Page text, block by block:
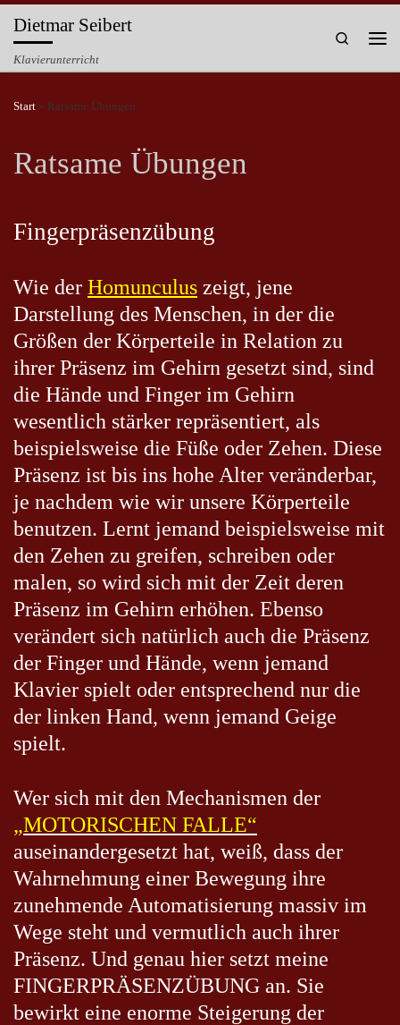
Zum Inhalt springen
Dietmar Seibert
Klavierunterricht
Search
Start » Ratsame Übungen
Ratsame Übungen
Fingerpräsenzübung
Wie der Homunculus zeigt, jene
Darstellung des Menschen, in der die
Größen der Körperteile in Relation zu
ihrer Präsenz im Gehirn gesetzt sind, sind
die Hände und Finger im Gehirn
wesentlich stärker repräsentiert, als
beispielsweise die Füße oder Zehen. Diese
Präsenz ist bis ins hohe Alter veränderbar,
je nachdem wie wir unsere Körperteile
benutzen. Lernt jemand beispielsweise mit
den Zehen zu greifen, schreiben oder
malen, so wird sich mit der Zeit deren
Präsenz im Gehirn erhöhen. Ebenso
verändert sich natürlich auch die Präsenz
der Finger und Hände, wenn jemand
Klavier spielt oder entsprechend nur die
der linken Hand, wenn jemand Geige
spielt.
Wer sich mit den Mechanismen der
„MOTORISCHEN FALLE“
auseinandergesetzt hat, weiß, dass der
Wahrnehmung einer Bewegung ihre
zunehmende Automatisierung massiv im
Wege steht und vermutlich auch ihrer
Präsenz. Und genau hier setzt meine
FINGERPRÄSENZÜBUNG an. Sie
bewirkt eine enorme Steigerung der